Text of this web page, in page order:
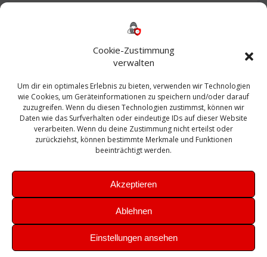
Cookie-Zustimmung
verwalten
Um dir ein optimales Erlebnis zu bieten, verwenden wir Technologien
wie Cookies, um Geräteinformationen zu speichern und/oder darauf
zuzugreifen. Wenn du diesen Technologien zustimmst, können wir
Daten wie das Surfverhalten oder eindeutige IDs auf dieser Website
verarbeiten. Wenn du deine Zustimmung nicht erteilst oder
zurückziehst, können bestimmte Merkmale und Funktionen
beeinträchtigt werden.
Akzeptieren
Ablehnen
Einstellungen ansehen
Bautagebuch
Exchange firewall Fritzbox
Microsoft
Sanierung SBS Security Server Sicherheit
Sicherung SIEM Sophos SSL Ubuntu
Update Upgrade UTM VCenter VCSA Veeam
VMWare VPN WAZUH Windows
Zertifikat
Theme